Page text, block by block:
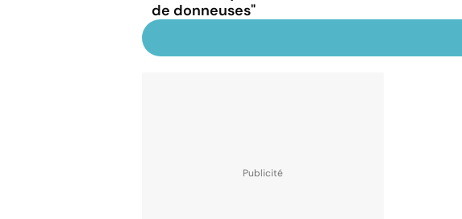
de donneuses"